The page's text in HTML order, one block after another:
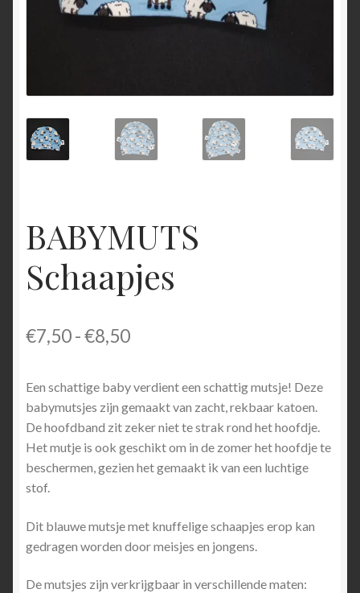
BABYMUTS
Schaapjes
€7,50-€8,50Prijsklasse:
tot
€8,50
Een schattige baby verdient een schattig mutsje! Deze
babymutsjes zijn gemaakt van zacht, rekbaar katoen.
De hoofdband zit zeker niet te strak rond het hoofdje.
Het mutje is ook geschikt om in de zomer het hoofdje te
beschermen, gezien het gemaakt ik van een luchtige
stof.
Dit blauwe mutsje met knuffelige schaapjes erop kan
gedragen worden door meisjes en jongens.
De mutsjes zijn verkrijgbaar in verschillende maten: